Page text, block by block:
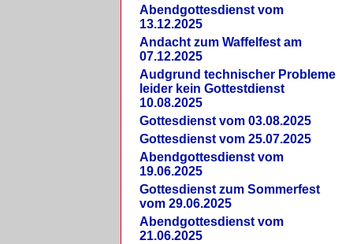
Abendgottesdienst vom
13.12.2025
Andacht zum Waffelfest am
07.12.2025
Audgrund technischer Probleme
leider kein Gottestdienst
10.08.2025
Gottesdienst vom 03.08.2025
Gottesdienst vom 25.07.2025
Abendgottesdienst vom
19.06.2025
Gottesdienst zum Sommerfest
vom 29.06.2025
Abendgottesdienst vom
21.06.2025